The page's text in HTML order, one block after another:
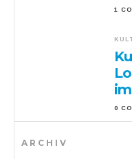
1
0
ARCHIV